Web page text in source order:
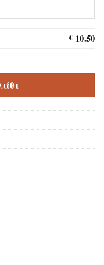
€10.50